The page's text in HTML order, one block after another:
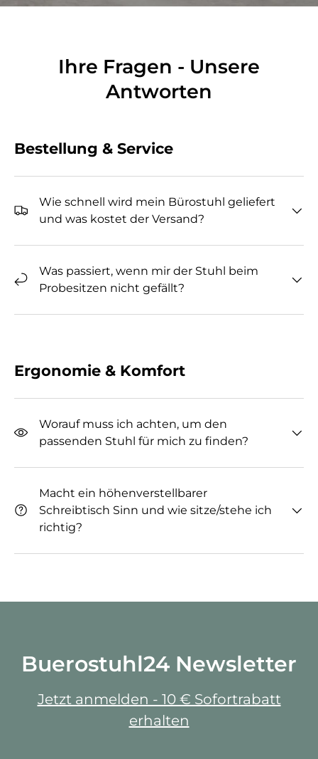
Ihre Fragen - Unsere
Antworten
Bestellung & Service
Wie schnell wird mein Bürostuhl geliefert
und was kostet der Versand?
Was passiert, wenn mir der Stuhl beim
Probesitzen nicht gefällt?
Ergonomie & Komfort
Worauf muss ich achten, um den
passenden Stuhl für mich zu finden?
Macht ein höhenverstellbarer
Schreibtisch Sinn und wie sitze/stehe ich
richtig?
Buerostuhl24 Newsletter
Jetzt anmelden - 10 € Sofortrabatt
erhalten